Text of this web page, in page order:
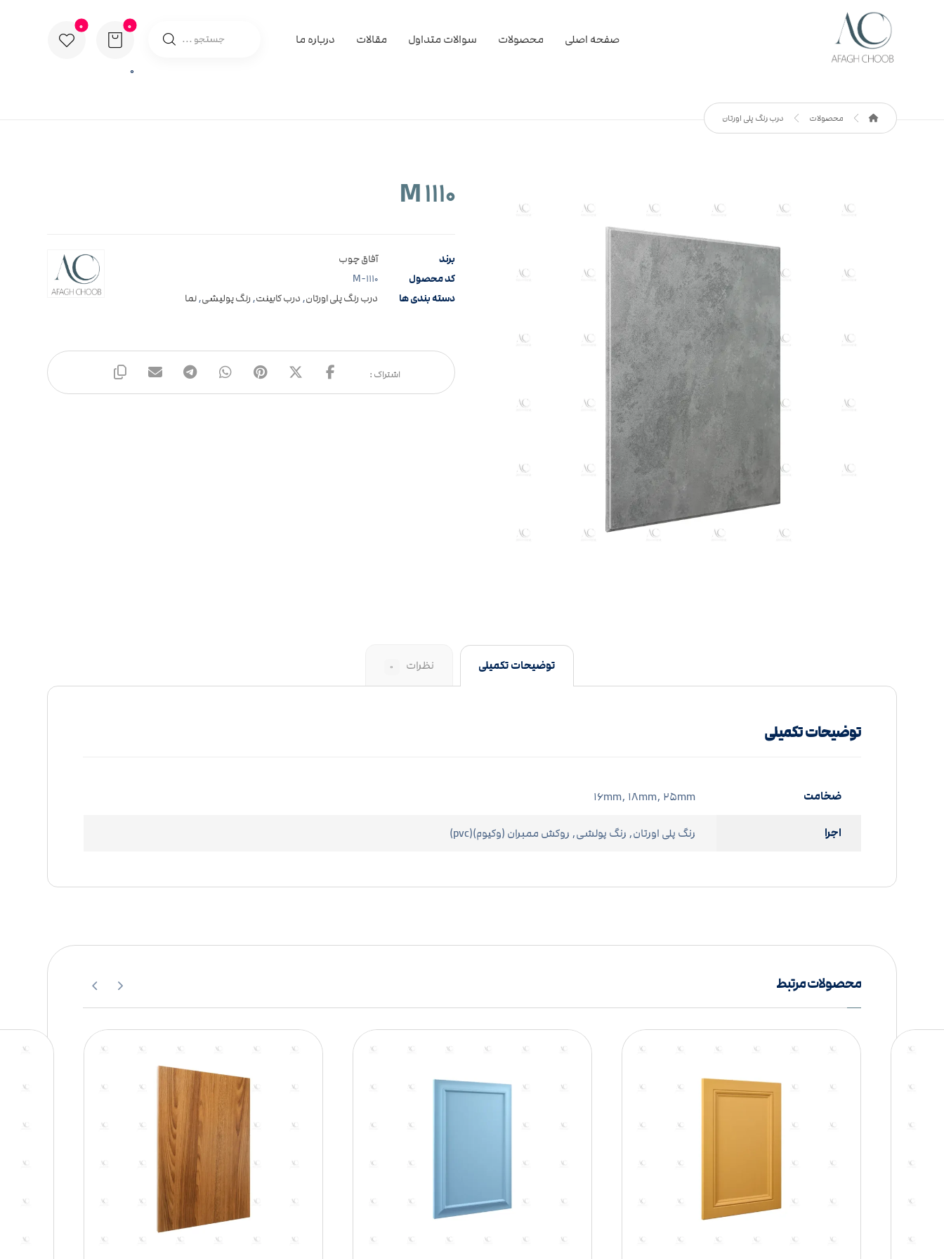
0
صفحه اصلی محصولات سوالات متداول مقالات درباره ما
محصولات درب رنگ پلی اورتان
M ۱۱۱۰
برند آفاق چوب
کد محصول M-۱۱۱۰
دسته بندی ها درب رنگ پلی اورتان, درب کابینت, رنگ پولیشی,نما
توضیحات تکمیلی نظرات ۰
توضیحات تکمیلی
ضخامت ۱۶mm, ۱۸mm, ۲۵mm
اجرا رنگ پلی اورتان, رنگ پولشی, روکش ممبران (وکیوم)(pvc)
محصولات مرتبط